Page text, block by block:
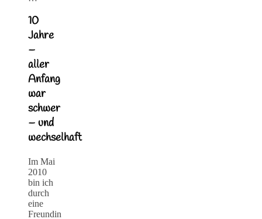
10
Jahre
–
aller
Anfang
war
schwer
– und
wechselhaft
Im Mai
2010
bin ich
durch
eine
Freundin